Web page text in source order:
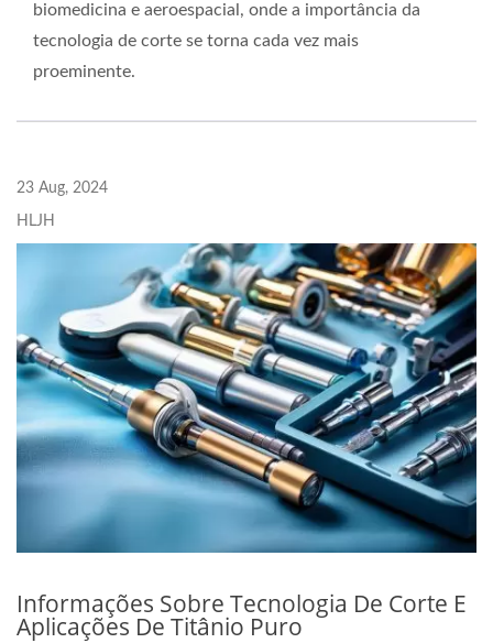
biomedicina e aeroespacial, onde a importância da
tecnologia de corte se torna cada vez mais
proeminente.
23 Aug, 2024
HLJH
Informações Sobre Tecnologia De Corte E
Aplicações De Titânio Puro